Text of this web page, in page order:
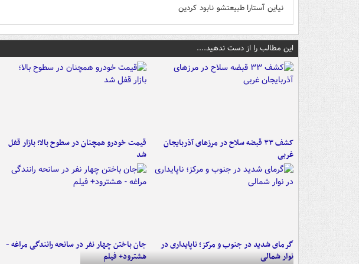
نیاین آستارا طبیعتشو نابود کردین
این مطالب را از دست ندهید....
کشف ۳۳ قبضه سلاح در مرزهای آذربایجان
غربی
قیمت خودرو همچنان در سطوح بالا؛ بازار قفل
شد
گرمای شدید در جنوب و مرکز؛ ناپایداری در
نوار شمالی
جان باختن چهار نفر در سانحه رانندگی مراغه -
هشترود+ فیلم